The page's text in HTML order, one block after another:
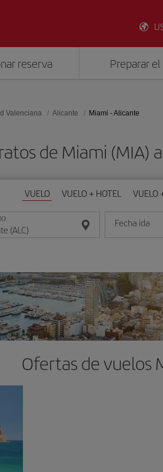
reserva Preparar
Valenciana Alicante Miami - Alicante
de Miami (MIA)
VUELO VUELO + HOTEL VUELO
Fecha ida
Introduce la
Ofertas de vuelos